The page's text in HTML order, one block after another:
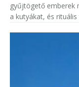
gyűjtögető emberek
a kutyákat, és